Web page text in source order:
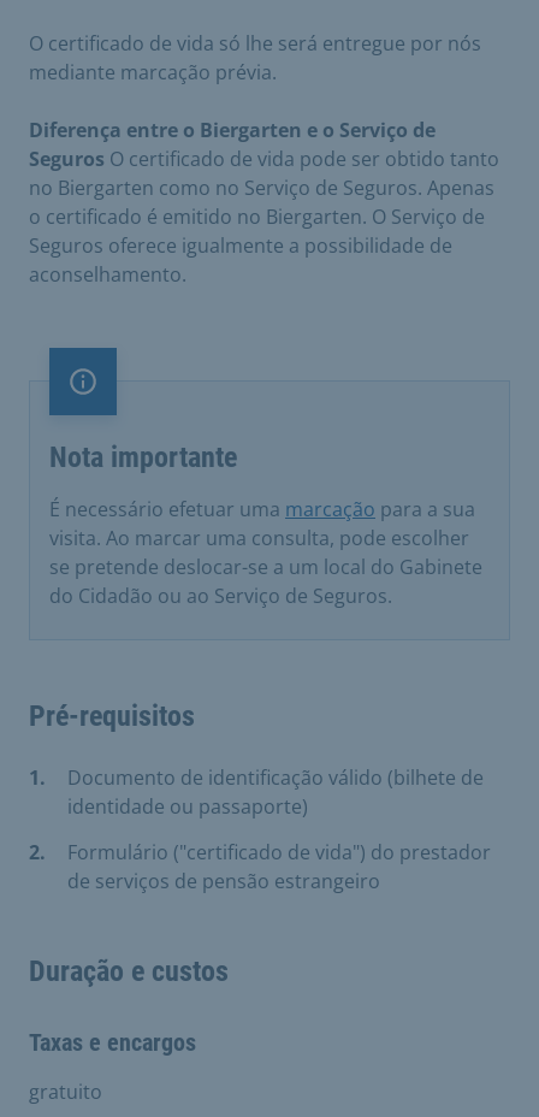
O certificado de vida só lhe será entregue por nós
mediante marcação prévia.
Diferença entre o Biergarten e o Serviço de
Seguros O certificado de vida pode ser obtido tanto
no Biergarten como no Serviço de Seguros. Apenas
o certificado é emitido no Biergarten. O Serviço de
Seguros oferece igualmente a possibilidade de
aconselhamento.
Nota importante
Nota importante
É necessário efetuar uma marcação para a sua
visita. Ao marcar uma consulta, pode escolher
se pretende deslocar-se a um local do Gabinete
do Cidadão ou ao Serviço de Seguros.
Pré-requisitos
Documento de identificação válido (bilhete de
identidade ou passaporte)
Formulário ("certificado de vida") do prestador
de serviços de pensão estrangeiro
Duração e custos
Taxas e encargos
gratuito